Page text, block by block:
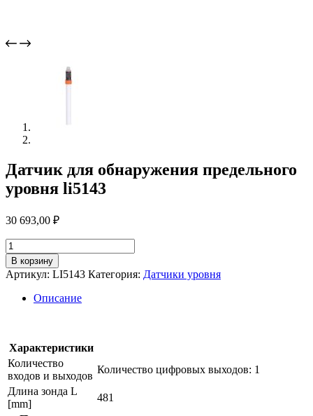
Датчик для обнаружения предельного
уровня li5143
30 693,00 ₽
Количество
товара
Датчик
для
обнаружения
предельного
В корзину
Артикул: LI5143 Категория: Датчики уровня
Описание
Характеристики
Количество
входов и выходов
Количество цифровых выходов: 1
Длина зонда L
[mm]
481